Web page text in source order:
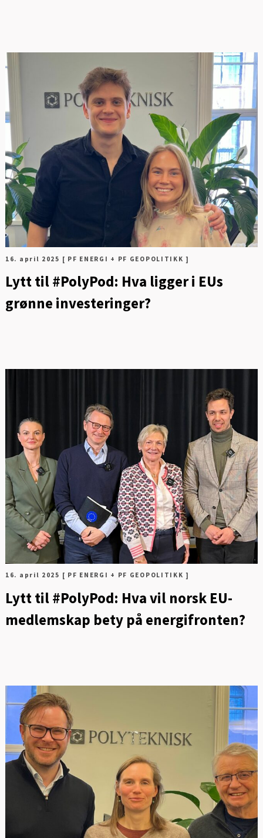
16. april 2025 [ PF ENERGI + PF GEOPOLITIKK ]
Lytt til #PolyPod: Hva ligger i EUs
grønne investeringer?
16. april 2025 [ PF ENERGI + PF GEOPOLITIKK ]
Lytt til #PolyPod: Hva vil norsk EU-
medlemskap bety på energifronten?